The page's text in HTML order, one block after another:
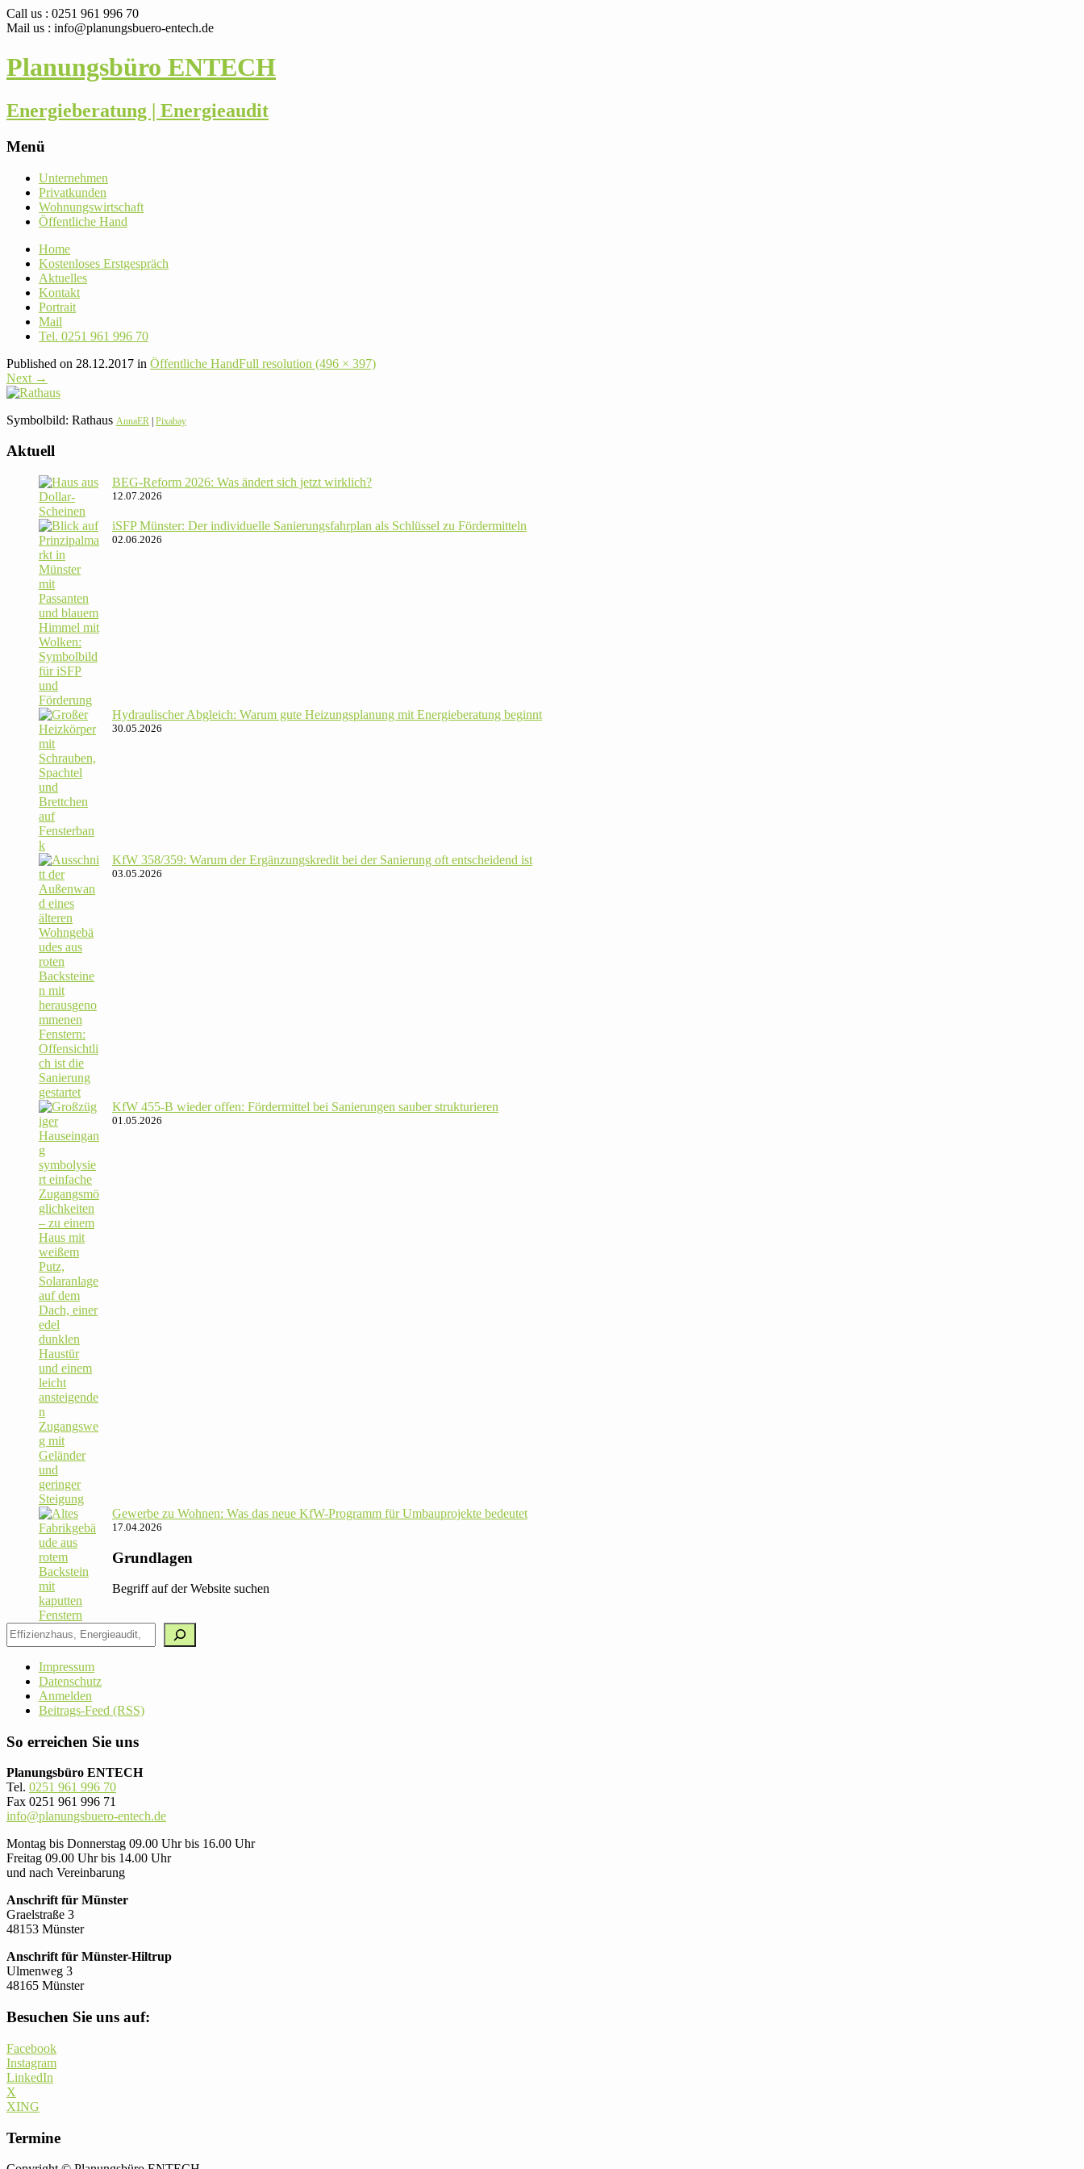
Call us : 0251 961 996 70
Mail us : info@planungsbuero-entech.de
Planungsbüro ENTECH
Energieberatung | Energieaudit
Menü
Skip
content
Unter­nehmen
Pri­vat­kunden
Woh­nungs­wirt­schaft
Öffent­liche Hand
Home
Kos­ten­loses Erstgespräch
Aktu­elles
Kontakt
Por­trait
Mail
Tel. 0251 961 996 70
Published on 28.12.2017 in Öffent­liche HandFull resolution (496 × 397)
Next →
Sym­bol­bild: Rathaus AnnaER | Pixabay
Aktuell
BEG-Reform 2026: Was ändert sich jetzt wirklich?
12.07.2026
iSFP Münster: Der indi­vi­du­elle Sanie­rungs­fahr­plan als Schlüssel zu Fördermitteln
02.06.2026
Hydrau­li­scher Abgleich: Warum gute Hei­zungs­pla­nung mit Energie­beratung beginnt
30.05.2026
KfW 358/​359: Warum der Ergän­zungs­kredit bei der Sanie­rung oft ent­schei­dend ist
03.05.2026
KfW 455‑B wieder offen: För­der­mittel bei Sanie­rungen sauber strukturieren
01.05.2026
Gewerbe zu Wohnen: Was das neue KfW-Pro­gramm für Umbau­pro­jekte bedeutet
17.04.2026
Grundlagen
Begriff auf der Website suchen
Impressum
Datenschutz
Anmelden
Beitrags-Feed (RSS)
So erreichen Sie uns
Planungsbüro ENTECH
Tel. 0251 961 996 70
Fax 0251 961 996 71
info@planungsbuero-entech.de
Montag bis Donnerstag 09.00 Uhr bis 16.00 Uhr
Freitag 09.00 Uhr bis 14.00 Uhr
und nach Vereinbarung
Anschrift für Münster
Graelstraße 3
48153 Münster
Anschrift für Münster-Hiltrup
Ulmenweg 3
48165 Münster
Besuchen Sie uns auf:
Facebook
Instagram
LinkedIn
X
XING
Termine